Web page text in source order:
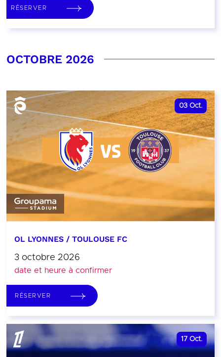
RÉSERVER
OCTOBRE 2026
03 Oct.
OL LYONNES / TOULOUSE FC
3 octobre 2026
date et heure à confirmer
RÉSERVER
17 Oct.